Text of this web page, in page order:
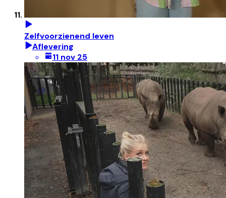
Zelfvoorzienend leven
Aflevering
11 nov 25